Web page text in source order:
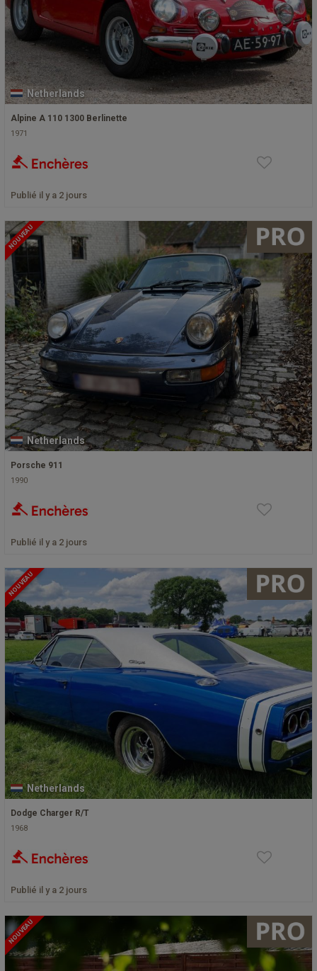
Netherlands
Alpine A 110 1300 Berlinette
1971
Publié il y a 2 jours
NOUVEAU
Netherlands
Porsche 911
1990
Publié il y a 2 jours
NOUVEAU
Netherlands
Dodge Charger R/T
1968
Publié il y a 2 jours
NOUVEAU